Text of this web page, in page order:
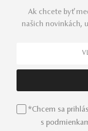
Ak chcete byť
našich novinkách,
*Chcem sa
s